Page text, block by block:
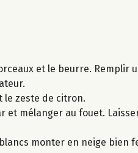
et le beurre. Remplir
le zeste de citron.
et mélanger au fouet.
monter en neige bien